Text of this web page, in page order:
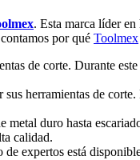
. Esta marca lí­der
por qué Toolmex
de corte. Durante
herramientas de
duro hasta
calidad.
expertos está